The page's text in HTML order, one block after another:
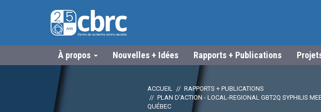
À propos Nouvelles + Idées Rapports + Publications
ACCUEIL
RAPPORTS + PUBLICATIONS
PLAN D’ACTION - LOCAL-REGIONAL GBT2Q SYPHILIS
QUÉBEC